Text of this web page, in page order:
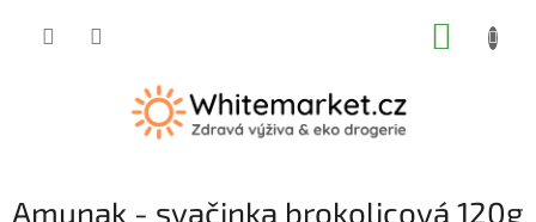
Amunak - svačinka brokolicová 120g